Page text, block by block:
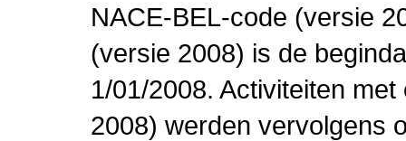
NACE-BEL-code (versie
(versie 2008) is de
1/01/2008. Activiteiten
2008) werden vervolgens